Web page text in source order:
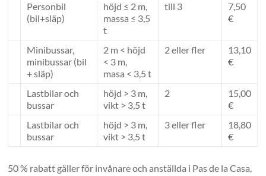
Personbil
(bil+släp)
höjd ≤ 2 m,
massa ≤ 3,5
t
till 3
7,50
€
Minibussar,
minibussar (bil
+ släp)
2 m < höjd
< 3 m,
masa < 3,5 t
2 eller fler
13,10
€
Lastbilar och
bussar
höjd > 3 m,
vikt > 3,5 t
2
15,00
€
Lastbilar och
bussar
höjd > 3 m,
vikt > 3,5 t
3 eller fler
18,80
€
50 % rabatt gäller för invånare och anställda i Pas de la Casa,